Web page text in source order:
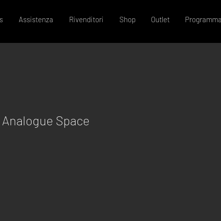
Assistenza Rivenditori Shop Outlet
Space